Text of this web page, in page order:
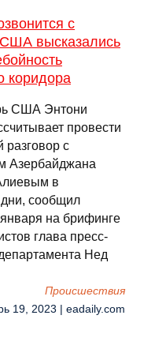
с
высказались
коридора
США Энтони
провести
с
Азербайджана
в
сообщил
на брифинге
глава пресс-
Нед
Происшествия
19, 2023 | eadaily.com